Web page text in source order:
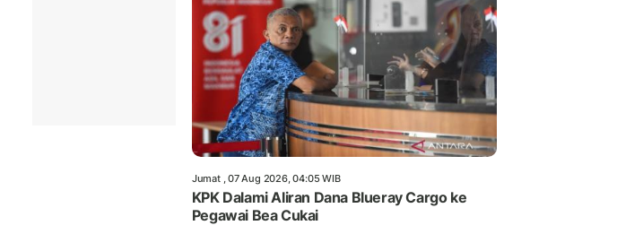
Jumat , 07 Aug 2026, 04:05 WIB
KPK Dalami Aliran Dana Blueray Cargo ke
Pegawai Bea Cukai